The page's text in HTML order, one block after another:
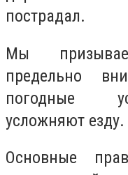
пострадал.
Мы
предельно
погодные
усложняют езду.
Основные